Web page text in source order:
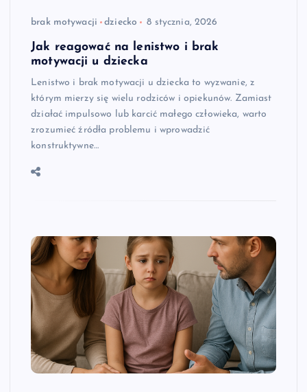
brak motywacji dziecko 8 stycznia, 2026
Jak reagować na lenistwo i brak
motywacji u dziecka
Lenistwo i brak motywacji u dziecka to wyzwanie, z
którym mierzy się wielu rodziców i opiekunów. Zamiast
działać impulsowo lub karcić małego człowieka, warto
zrozumieć źródła problemu i wprowadzić
konstruktywne…